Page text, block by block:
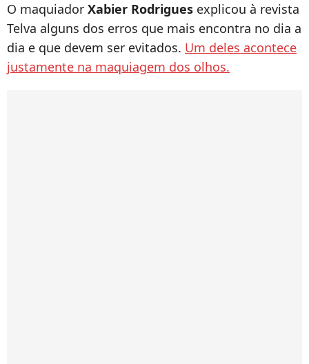
O maquiador Xabier Rodrigues explicou à revista
Telva alguns dos erros que mais encontra no dia a
dia e que devem ser evitados. Um deles acontece
justamente na maquiagem dos olhos.